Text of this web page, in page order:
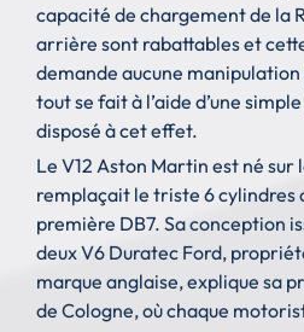
capacité de chargement de la
arrière sont rabattables et
demande aucune
tout se fait à l’aide d’une
disposé à cet effet.
Le V12 Aston Martin est né sur
remplaçait le triste 6 cylindres
première DB7. Sa conception
deux V6 Duratec Ford,
marque anglaise, explique sa
de Cologne, où chaque